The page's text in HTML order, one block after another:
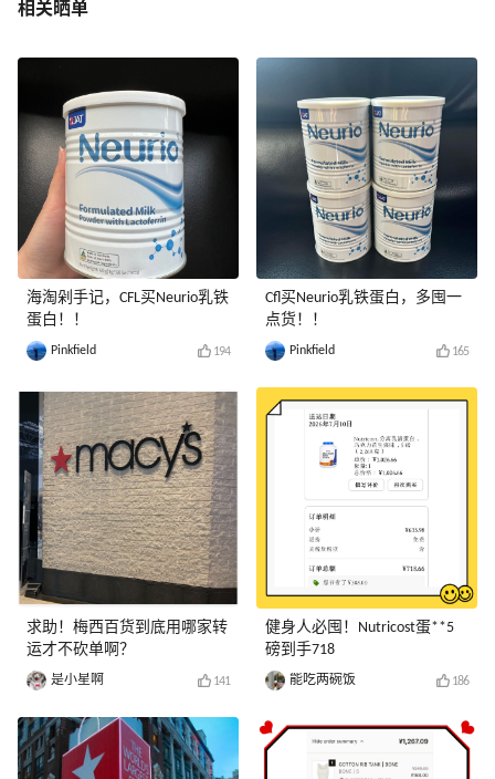
相关晒单
海淘剁手记，CFL买Neurio乳铁
蛋白！！
Pinkfield 194
求助！梅西百货到底用哪家转
运才不砍单啊？
是小星啊 141
Cfl买Neurio乳铁蛋白，多囤一
点货！！
Pinkfield 165
健身人必囤！Nutricost蛋**5
磅到手718
能吃两碗饭 186